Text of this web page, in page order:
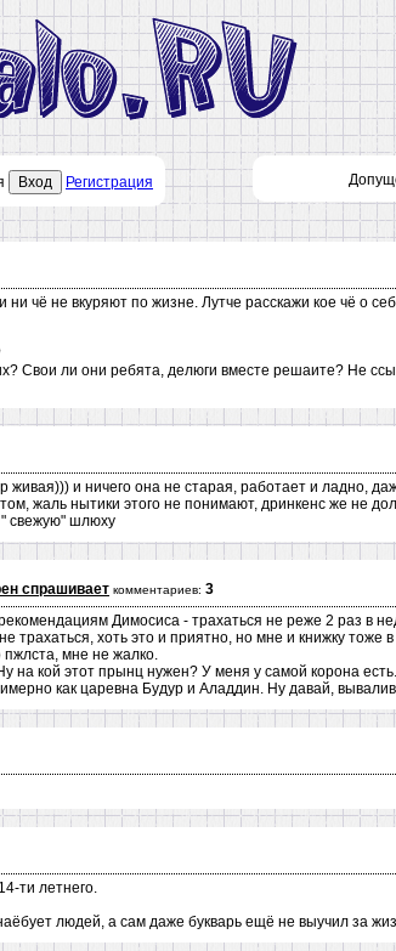
Вход Регистрация
чё не вкуряют по жизне. Лутче расскажи кое чё о
Свои ли они ребята, делюги вместе решаите? Не
и ничего она не старая, работает и ладно,
жаль нытики этого не понимают, дринкенс же не
свежую" шлюху
спрашивает комментариев: 3
Димосиса - трахаться не реже 2 раз в
хоть это и приятно, но мне и книжку тоже
пжлста, мне не жалко.
кой этот прынц нужен? У меня у самой корона
как царевна Будур и Аладдин. Ну давай,
ти летнего.
людей, а сам даже букварь ещё не выучил за